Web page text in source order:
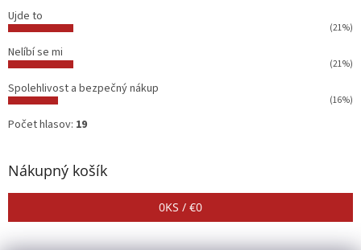
Ujde to
(21%)
Nelíbí se mi
(21%)
Spolehlivost a bezpečný nákup
(16%)
Počet hlasov: 19
Nákupný košík
0KS / €0